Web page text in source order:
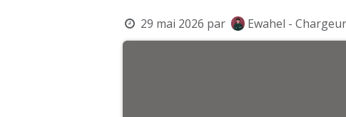
29 mai 2026 par Ewahel -